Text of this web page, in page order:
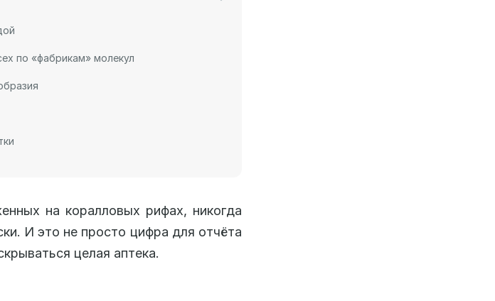
по «фабрикам» молекул
на коралловых рифах, никогда
И это не просто цифра для отчёта
целая аптека.